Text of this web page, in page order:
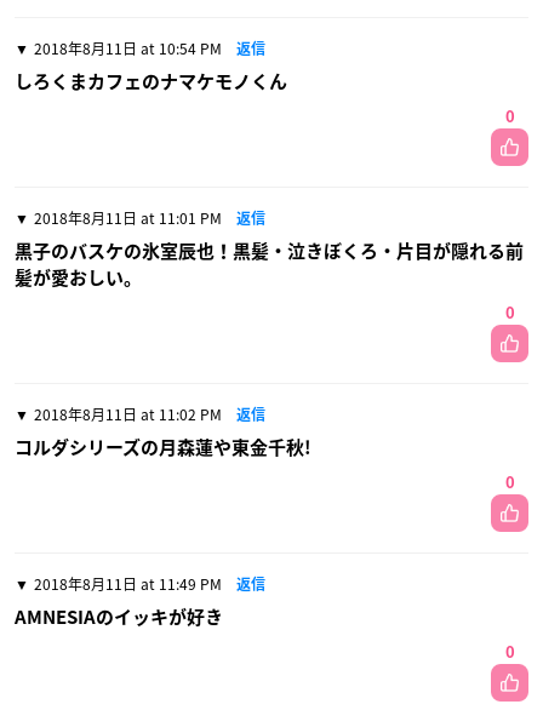
2018年8月11日 at 10:54 PM 返信
しろくまカフェのナマケモノくん
0
2018年8月11日 at 11:01 PM 返信
黒子のバスケの氷室辰也！黒髪・泣きぼくろ・片目が隠れる前
髪が愛おしい。
0
2018年8月11日 at 11:02 PM 返信
コルダシリーズの月森蓮や東金千秋!
0
2018年8月11日 at 11:49 PM 返信
AMNESIAのイッキが好き
0